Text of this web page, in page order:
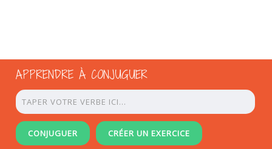
APPRENDRE À CONJUGUER
CONJUGUER CRÉER UN EXERCICE